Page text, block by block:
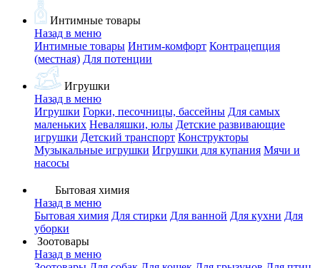
Интимные товары
Назад в меню
Интимные товары Интим-комфорт Контрацепция
(местная) Для потенции
Игрушки
Назад в меню
Игрушки Горки, песочницы, бассейны Для самых
маленьких Неваляшки, юлы Детские развивающие
игрушки Детский транспорт Конструкторы
Музыкальные игрушки Игрушки для купания Мячи и
насосы
Бытовая химия
Назад в меню
Бытовая химия Для стирки Для ванной Для кухни Для
уборки
Зоотовары
Назад в меню